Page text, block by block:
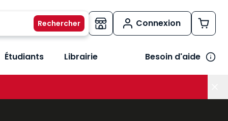
Connexion
métiers
le sous-menu Vos besoins
Étudiants Librairie Besoin d'aide